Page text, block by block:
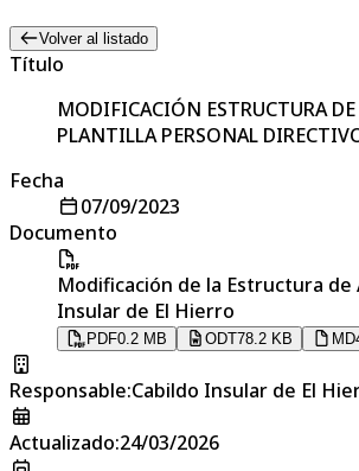
Volver al listado
Título
MODIFICACIÓN ESTRUCTURA
PLANTILLA PERSONAL
Fecha
07/09/2023
Documento
Modificación de la Estructura de
Insular de El Hierro
PDF0.2 MB ODT78.2 KB MD
Responsable:Cabildo Insular de El
Actualizado:24/03/2026